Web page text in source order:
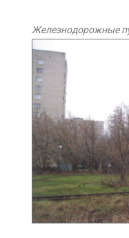
Железнодорожные